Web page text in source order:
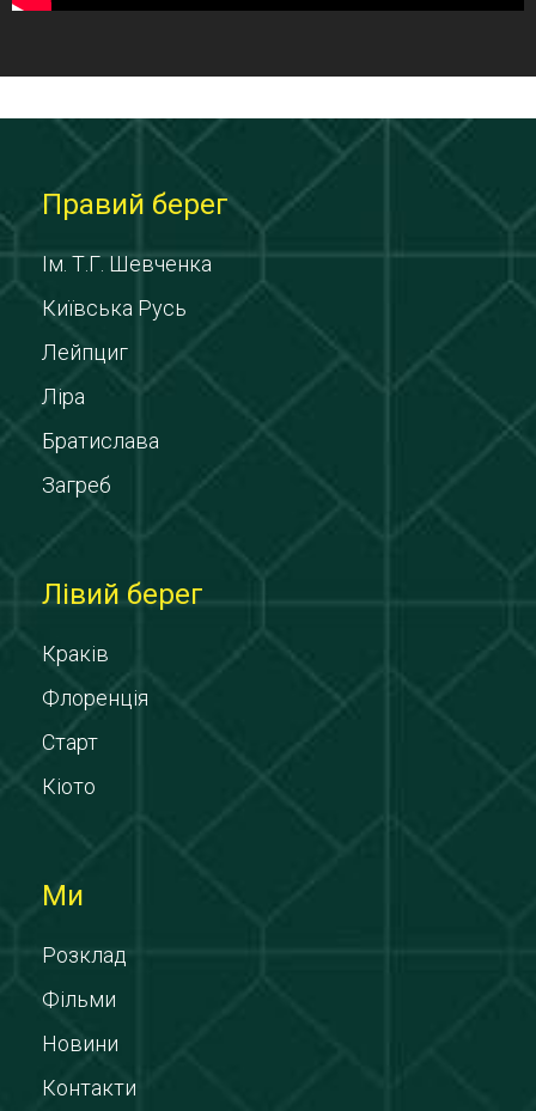
Правий берег
Ім. Т.Г. Шевченка
Київська Русь
Лейпциг
Ліра
Братислава
Загреб
Лівий берег
Краків
Флоренція
Старт
Кіото
Ми
Розклад
Фільми
Новини
Контакти